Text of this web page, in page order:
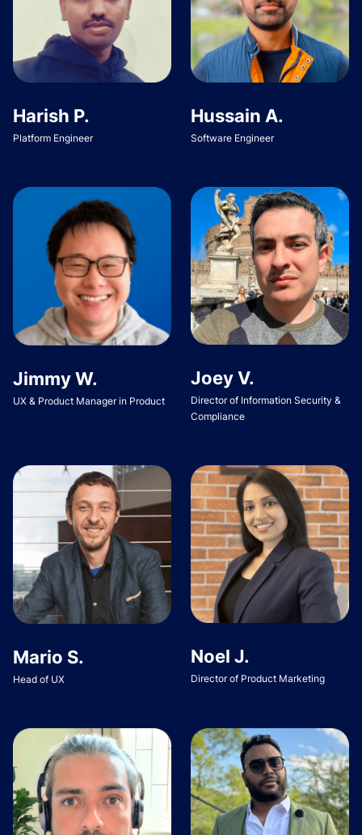
Harish P.
Platform Engineer
Hussain A.
Software Engineer
Jimmy W.
UX & Product Manager in Product
Joey V.
Director of Information Security &
Compliance
Mario S.
Head of UX
Noel J.
Director of Product Marketing